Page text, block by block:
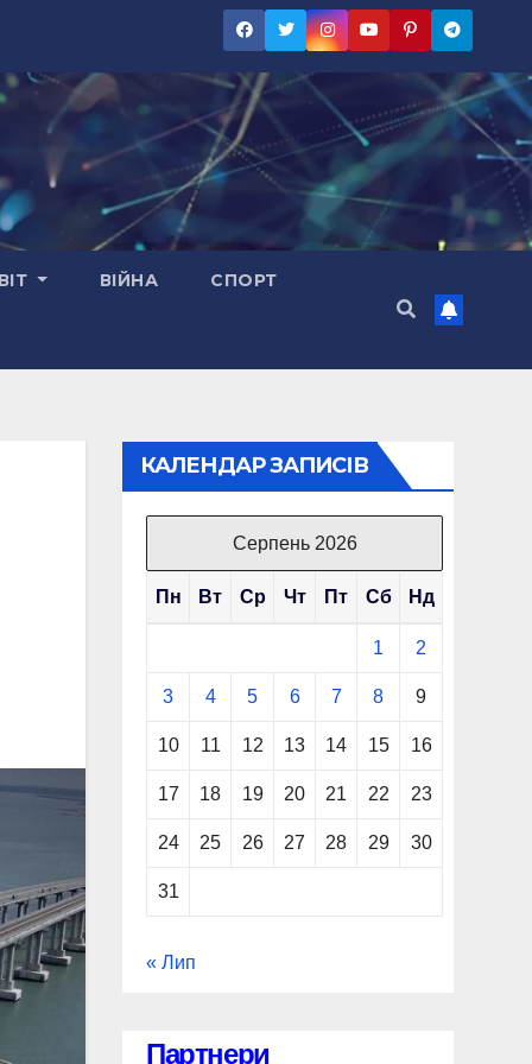
ВІЙНА СПОРТ
КАЛЕНДАР ЗАПИСІВ
Серпень 2026
Пн Вт Ср Чт Пт Сб Нд
1 2
3 4 5 6 7 8 9
10 11 12 13 14 15 16
17 18 19 20 21 22 23
24 25 26 27 28 29 30
31
« Лип
Партнери